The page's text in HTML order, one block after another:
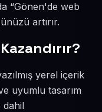
“Gönen'de web
artırır.
yerel içerik
uyumlu tasarım
dahil